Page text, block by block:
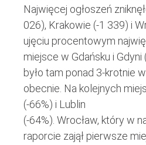
Najwięcej ogłoszeń
026), Krakowie (-1 339) i
ujęciu procentowym
miejsce w Gdańsku i
było tam ponad 3-krotnie
obecnie. Na kolejnych
(-66%) i Lublin
(-64%). Wrocław, który w
raporcie zajął pierwsze